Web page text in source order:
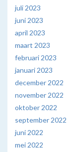
juli 2023
juni 2023
april 2023
maart 2023
februari 2023
januari 2023
december 2022
november 2022
oktober 2022
september 2022
juni 2022
mei 2022